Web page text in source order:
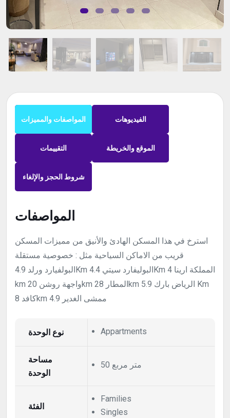
المواصفات والمميزات الفيديوهات
التقييمات الموقع والخريطة
شروط الحجز والإلغاء
المواصفات
استرخ في هذا المسكن الهادئ والأنيق من مميزات المسكن
قريب من الاماكن السياحية مثل : خصوصية مستقلة
البولفيارد ورلد 4.9Km البوليفارد سيتي 4.4Km المملكة ارينا 4
km واجهة روشن 20km المطار 28km الرياض بارك 5.9 Km
كافد 8km ممشى الغدير 4.9
نوع الوحدة Appartments
مساحة
الوحدة
50 متر مربع
الفئة
Families
Singles